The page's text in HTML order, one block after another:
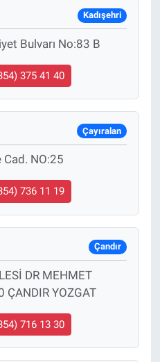
Kadışehri
Bulvarı No:83 B
375 41 40
Çayıralan
Cad. NO:25
736 11 19
Çandır
DR MEHMET
ÇANDIR YOZGAT
716 13 30